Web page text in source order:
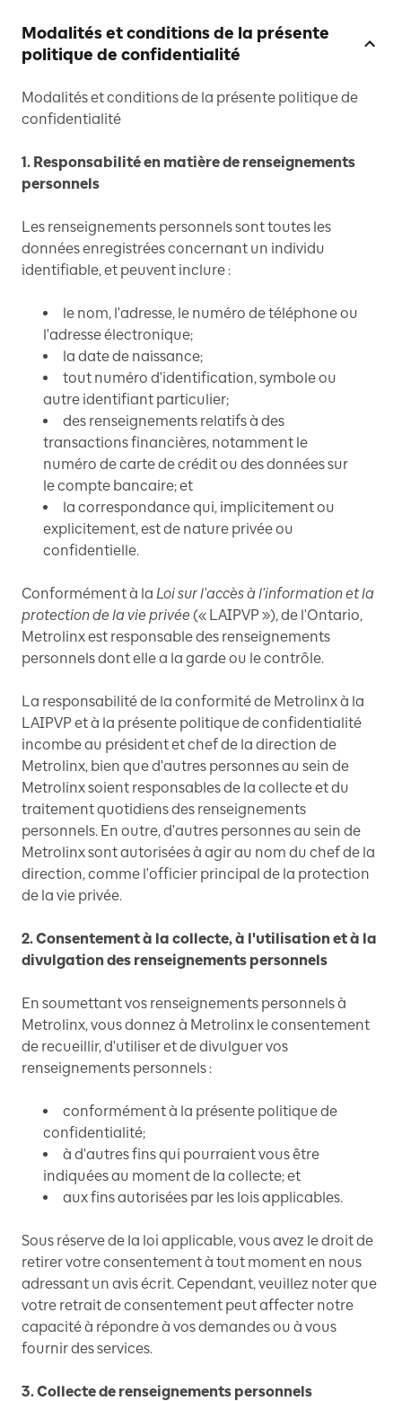
Modalités et conditions de la présente
politique de confidentialité
Modalités et conditions de la présente politique de
confidentialité
1. Responsabilité en matière de renseignements
personnels
Les renseignements personnels sont toutes les
données enregistrées concernant un individu
identifiable, et peuvent inclure :
le nom, l'adresse, le numéro de téléphone ou
l'adresse électronique;
la date de naissance;
tout numéro d'identification, symbole ou
autre identifiant particulier;
des renseignements relatifs à des
transactions financières, notamment le
numéro de carte de crédit ou des données sur
le compte bancaire; et
la correspondance qui, implicitement ou
explicitement, est de nature privée ou
confidentielle.
Conformément à la Loi sur l'accès à l'information et la
protection de la vie privée (« LAIPVP »), de l'Ontario,
Metrolinx est responsable des renseignements
personnels dont elle a la garde ou le contrôle.
La responsabilité de la conformité de Metrolinx à la
LAIPVP et à la présente politique de confidentialité
incombe au président et chef de la direction de
Metrolinx, bien que d'autres personnes au sein de
Metrolinx soient responsables de la collecte et du
traitement quotidiens des renseignements
personnels. En outre, d'autres personnes au sein de
Metrolinx sont autorisées à agir au nom du chef de la
direction, comme l'officier principal de la protection
de la vie privée.
2. Consentement à la collecte, à l'utilisation et à la
divulgation des renseignements personnels
En soumettant vos renseignements personnels à
Metrolinx, vous donnez à Metrolinx le consentement
de recueillir, d'utiliser et de divulguer vos
renseignements personnels :
conformément à la présente politique de
confidentialité;
à d'autres fins qui pourraient vous être
indiquées au moment de la collecte; et
aux fins autorisées par les lois applicables.
Sous réserve de la loi applicable, vous avez le droit de
retirer votre consentement à tout moment en nous
adressant un avis écrit. Cependant, veuillez noter que
votre retrait de consentement peut affecter notre
capacité à répondre à vos demandes ou à vous
fournir des services.
3. Collecte de renseignements personnels